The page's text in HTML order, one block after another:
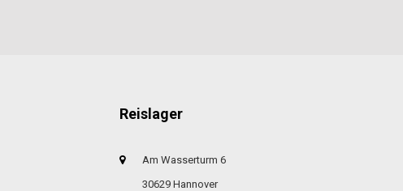
Reislager
Am Wasserturm 6
30629 Hannover